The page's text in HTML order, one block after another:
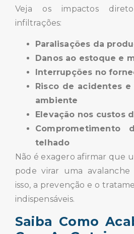
Veja os impactos
infiltrações:
Paralisações da
Danos ao estoque e
Interrupções no
Risco de acidentes
ambiente
Elevação nos custos
Comprometimento
telhado
Não é exagero afirmar que
pode virar uma
isso, a prevenção e o
indispensáveis.
Saiba Como